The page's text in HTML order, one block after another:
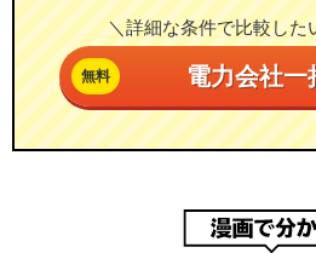
＼詳細な条件で比較した
電力会社一